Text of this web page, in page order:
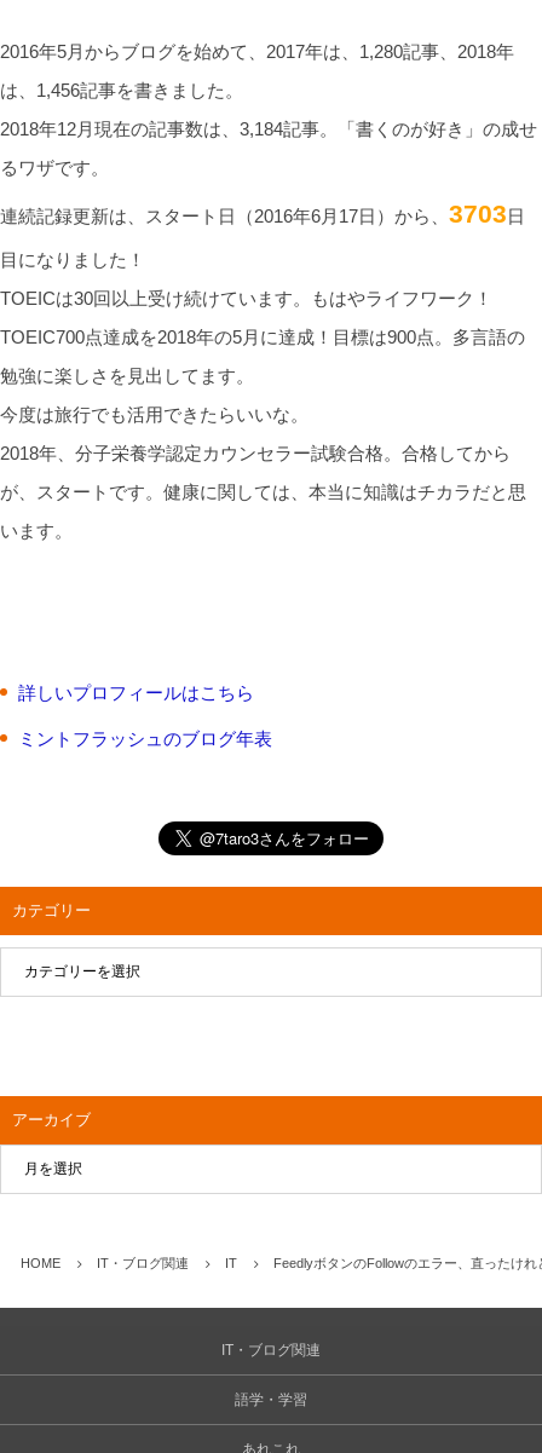
2016年5月からブログを始めて、2017年は、1,280記事、2018年
は、1,456記事を書きました。
2018年12月現在の記事数は、3,184記事。「書くのが好き」の成せ
るワザです。
連続記録更新は、スタート日（2016年6月17日）から、 3703日
目になりました！
TOEICは30回以上受け続けています。もはやライフワーク！
TOEIC700点達成を2018年の5月に達成！目標は900点。多言語の
勉強に楽しさを見出してます。
今度は旅行でも活用できたらいいな。
2018年、分子栄養学認定カウンセラー試験合格。合格してから
が、スタートです。健康に関しては、本当に知識はチカラだと思
います。
詳しいプロフィールはこちら
ミントフラッシュのブログ年表
カテゴリー
アーカイブ
HOME IT・ブログ関連 IT FeedlyボタンのFollowのエラー、直ったけ
IT・ブログ関連
語学・学習
あれこれ